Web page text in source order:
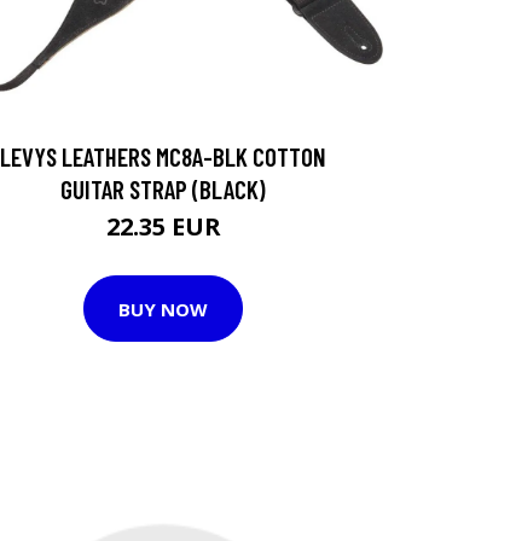
LEVYS LEATHERS MC8A-BLK COTTON
GUITAR STRAP (BLACK)
22.35 EUR
BUY NOW